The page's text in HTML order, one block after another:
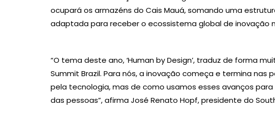
ocupará os armazéns do Cais Mauá, somando uma
adaptada para receber o ecossistema global de inovação
“O tema deste ano, ‘Human by Design’, traduz de forma
Summit Brazil. Para nós, a inovação começa e termina nas
pela tecnologia, mas de como usamos esses avanços
das pessoas”, afirma José Renato Hopf, presidente do